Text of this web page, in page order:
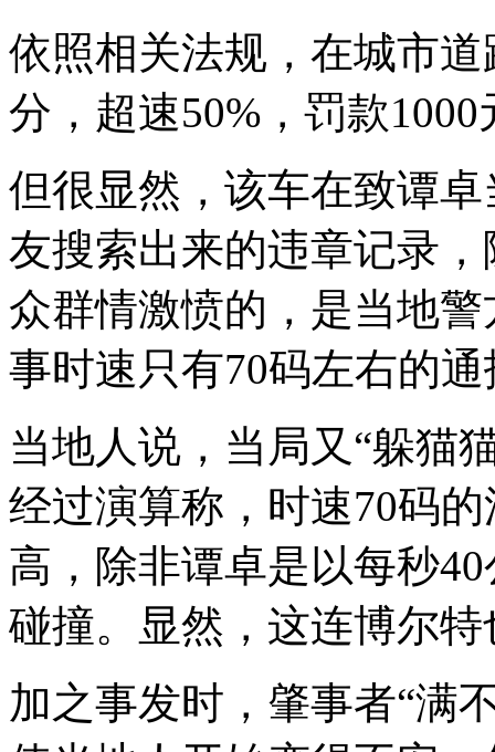
依照相关法规，在城市
分，超速50%，罚款
但很显然，该车在致谭
友搜索出来的违章记录
众群情激愤的，是当地
事时速只有70码左右的
当地人说，当局又“躲猫
经过演算称，时速70码
高，除非谭卓是以每秒
碰撞。显然，这连博尔
加之事发时，肇事者“满